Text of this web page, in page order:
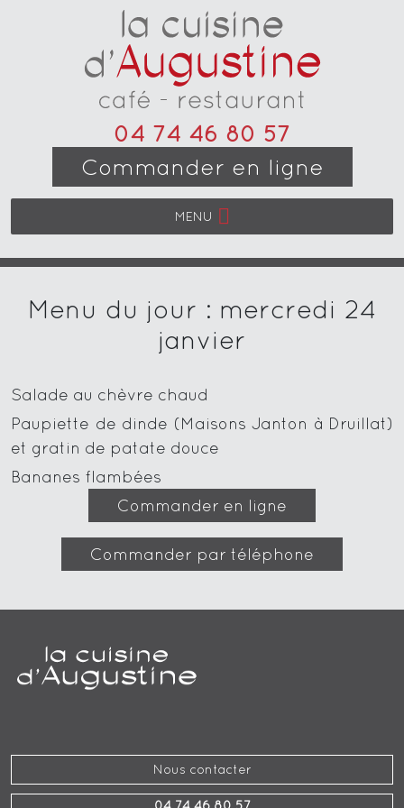
04 74 46 80 57
Commander en ligne
MENU
Menu du jour : mercredi 24
janvier
Salade au chèvre chaud
Paupiette de dinde (Maisons Janton à Druillat)
et gratin de patate douce
Bananes flambées
Commander en ligne
Commander par téléphone
Nous contacter